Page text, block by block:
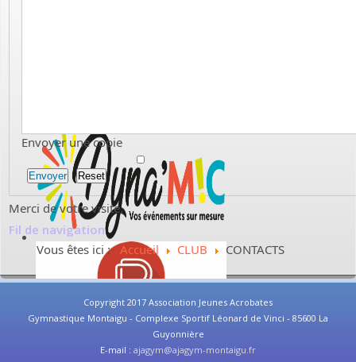
Envoyer une copie
Envoyer Reset
Merci de votre visite.
Fil de navigation
Vous êtes ici :Accueil CLUB CONTACTS
Copyright 2017 Association Jeunes Acrobates
Gymnastique Montaigu - Complexe Sportif Léonard de Vinci - 85600 La
Guyonnière
E-mail : ajagym@ajagym-montaigu.fr